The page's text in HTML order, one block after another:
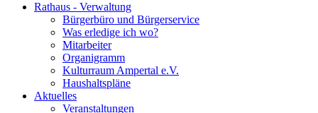
Rathaus - Verwaltung
Bürgerbüro und Bürgerservice
Was erledige ich wo?
Mitarbeiter
Organigramm
Kulturraum Ampertal e.V.
Haushaltspläne
Aktuelles
Veranstaltungen